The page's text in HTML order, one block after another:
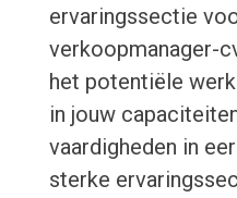
ervaringssectie
verkoopmanager-
het potentiële
in jouw
vaardigheden in
sterke